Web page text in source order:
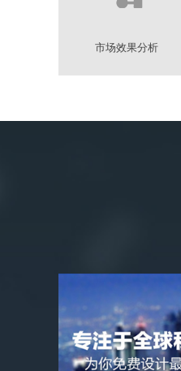
市场效果分析